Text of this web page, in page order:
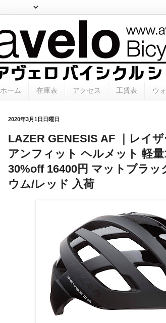
ホーム 在庫表 アクセス 工賃表 ウ
2020年3月1日日曜日
LAZER GENESIS AF ｜レイ
アンフィット ヘルメット 軽
30%off 16400円 マットブラッ
ウム/レッド 入荷